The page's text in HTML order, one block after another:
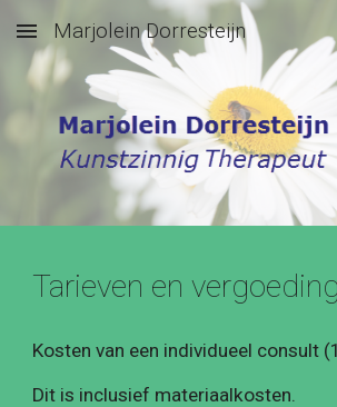
Skip to main content
Marjolein Dorresteijn
Tarieven en vergoeding
Kosten van een individueel consult
Dit is inclusief materiaalkosten.